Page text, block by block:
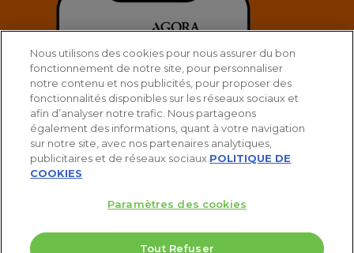
Nous utilisons des cookies pour nous assurer du bon
fonctionnement de notre site, pour personnaliser
notre contenu et nos publicités, pour proposer des
fonctionnalités disponibles sur les réseaux sociaux et
afin d’analyser notre trafic. Nous partageons
également des informations, quant à votre navigation
sur notre site, avec nos partenaires analytiques,
publicitaires et de réseaux sociaux. POLITIQUE DE
COOKIES
Paramètres des cookies
Tout Refuser